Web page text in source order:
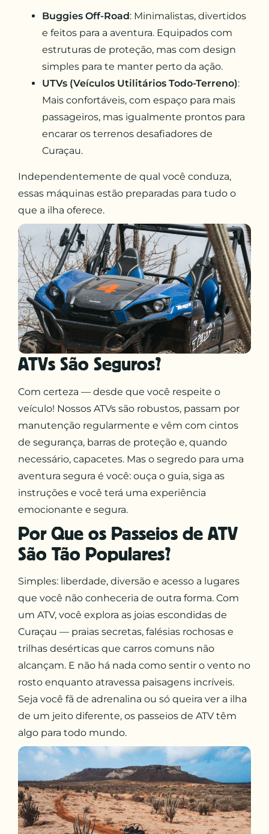
Buggies Off-Road: Minimalistas, divertidos
e feitos para a aventura. Equipados com
estruturas de proteção, mas com design
simples para te manter perto da ação.
UTVs (Veículos Utilitários Todo-Terreno):
Mais confortáveis, com espaço para mais
passageiros, mas igualmente prontos para
encarar os terrenos desafiadores de
Curaçau.
Independentemente de qual você conduza,
essas máquinas estão preparadas para tudo o
que a ilha oferece.
ATVs São Seguros?
Com certeza — desde que você respeite o
veículo! Nossos ATVs são robustos, passam por
manutenção regularmente e vêm com cintos
de segurança, barras de proteção e, quando
necessário, capacetes. Mas o segredo para uma
aventura segura é você: ouça o guia, siga as
instruções e você terá uma experiência
emocionante e segura.
Por Que os Passeios de ATV
São Tão Populares?
Simples: liberdade, diversão e acesso a lugares
que você não conheceria de outra forma. Com
um ATV, você explora as joias escondidas de
Curaçau — praias secretas, falésias rochosas e
trilhas desérticas que carros comuns não
alcançam. E não há nada como sentir o vento no
rosto enquanto atravessa paisagens incríveis.
Seja você fã de adrenalina ou só queira ver a ilha
de um jeito diferente, os passeios de ATV têm
algo para todo mundo.